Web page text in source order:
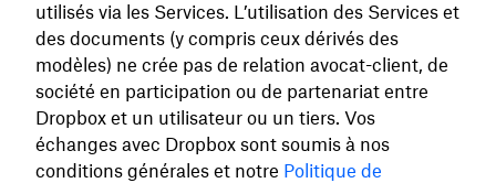
utilisés via les Services. L’utilisation des Services et
des documents (y compris ceux dérivés des
modèles) ne crée pas de relation avocat-client, de
société en participation ou de partenariat entre
Dropbox et un utilisateur ou un tiers. Vos
échanges avec Dropbox sont soumis à nos
conditions générales et notre Politique de